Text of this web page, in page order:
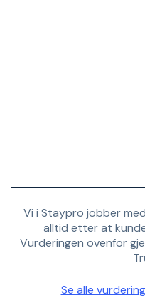
Vi i Staypro jobber
alltid etter at
Vurderingen ovenfor
Se alle